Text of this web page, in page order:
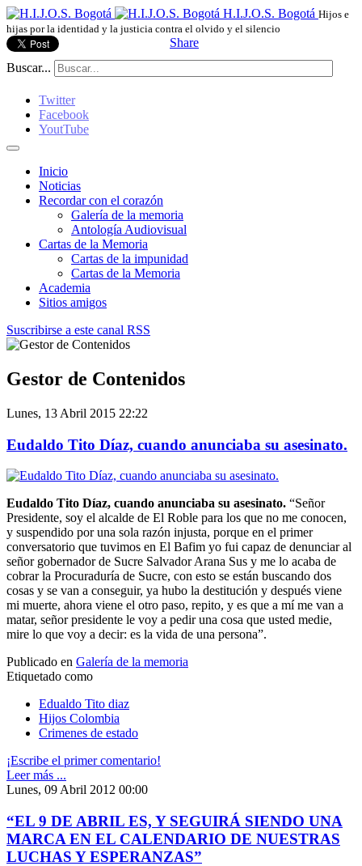
H.I.J.O.S. Bogotá Hijos e
hijas por la identidad y la justicia contra el olvido y el silencio
Share
Buscar...
Twitter
Facebook
YoutTube
Inicio
Noticias
Recordar con el corazón
Galería de la memoria
Antología Audiovisual
Cartas de la Memoria
Cartas de la impunidad
Cartas de la Memoria
Academia
Sitios amigos
Suscribirse a este canal RSS
Gestor de Contenidos
Lunes, 13 Abril 2015 22:22
Eudaldo Tito Díaz, cuando anunciaba su asesinato.
Eudaldo Tito Díaz, cuando anunciaba su asesinato. “Señor
Presidente, soy el alcalde de El Roble para los que no me conocen,
y suspendido por una sola razón injusta, porque en el primer
conversatorio que tuvimos en El Bafim yo fui capaz de denunciar al
señor gobernador de Sucre Salvador Arana Sus y me lo acaba de
cobrar la Procuraduría de Sucre, con esto se están buscando dos
cosas y se van a conseguir, ya hubo la destitución y después viene
mi muerte, ahora viene el otro paso, repito, y es que a mí me van a
matar, señor presidente le voy a pedir una cosa que usted medie,
mire lo que voy a decir: es la vida de una persona”.
Publicado en Galería de la memoria
Etiquetado como
Edualdo Tito diaz
Hijos Colombia
Crimenes de estado
¡Escribe el primer comentario!
Leer más ...
Lunes, 09 Abril 2012 00:00
“EL 9 DE ABRIL ES, Y SEGUIRÁ SIENDO UNA
MARCA EN EL CALENDARIO DE NUESTRAS
LUCHAS Y ESPERANZAS”